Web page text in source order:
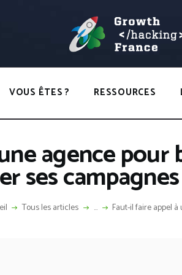
VOUS ÊTES ? RESSOURCES
agence
ses
Tous les articles ... Faut-il faire appel
GROWTH HACKING
ÊTES ?